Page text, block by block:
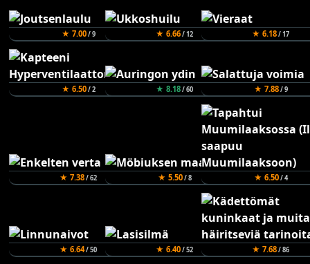
★ 7.00/ 9 ★ 6.66/ 12 ★ 6.18/ 17
★ 6.50/ 2 ★ 8.18/ 60 ★ 7.88/ 9
★ 7.38/ 62 ★ 5.50/ 8 ★ 6.50/ 4
★ 6.64/ 50 ★ 6.40/ 52 ★ 7.68/ 86